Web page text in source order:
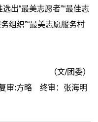
出“最美志愿者”“最佳志
组织”“最美志愿服务村
（文/团委）
审:方略 终审：张海明